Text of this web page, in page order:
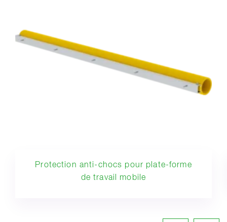
Protection anti-chocs pour plate-forme
de travail mobile